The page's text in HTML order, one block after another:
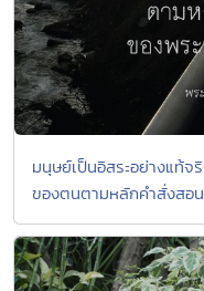
มนุษย์เป็นอิสระอย่างแท้จ
ของตนตามหลักคำสั่งสอ